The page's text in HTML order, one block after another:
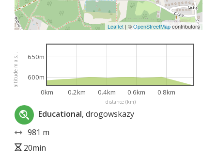
Leaflet | ©OpenStreetMapcontributors
distance (km)
altitude m a.s.l.
0km 0.2km 0.4km 0.6km 0.8km
600m
650m
Educational, drogowskazy
981 m
20min